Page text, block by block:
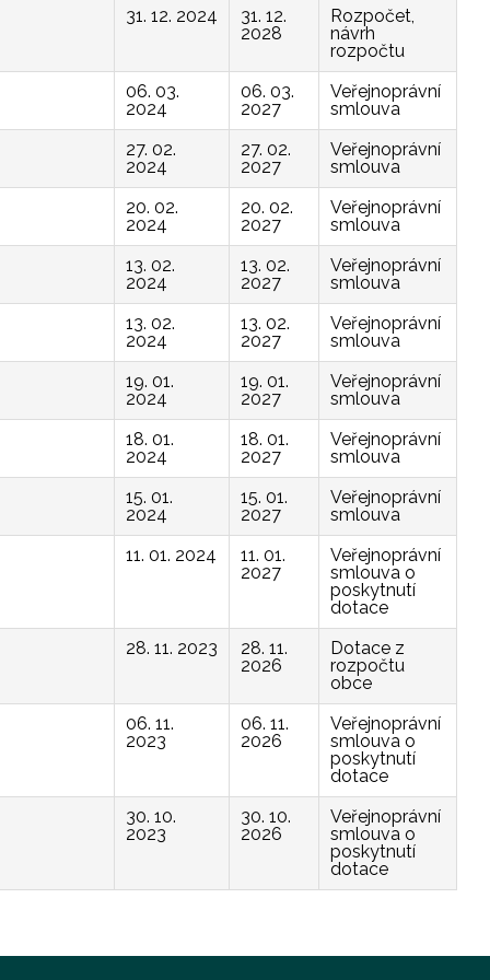
31. 12. 2024
31. 12.
2028
Rozpočet,
návrh
rozpočtu
06. 03.
2024
06. 03.
2027
Veřejnoprávní
smlouva
27. 02.
2024
27. 02.
2027
Veřejnoprávní
smlouva
20. 02.
2024
20. 02.
2027
Veřejnoprávní
smlouva
13. 02.
2024
13. 02.
2027
Veřejnoprávní
smlouva
13. 02.
2024
13. 02.
2027
Veřejnoprávní
smlouva
19. 01.
2024
19. 01.
2027
Veřejnoprávní
smlouva
18. 01.
2024
18. 01.
2027
Veřejnoprávní
smlouva
15. 01.
2024
15. 01.
2027
Veřejnoprávní
smlouva
11. 01. 2024
11. 01.
2027
Veřejnoprávní
smlouva o
poskytnutí
dotace
28. 11. 2023
28. 11.
2026
Dotace z
rozpočtu
obce
06. 11.
2023
06. 11.
2026
Veřejnoprávní
smlouva o
poskytnutí
dotace
30. 10.
2023
30. 10.
2026
Veřejnoprávní
smlouva o
poskytnutí
dotace